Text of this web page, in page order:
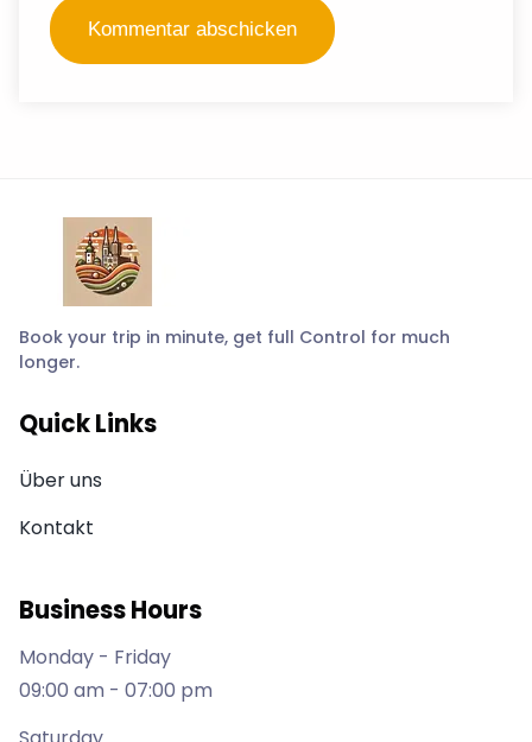
Book your trip in minute, get full Control for much
longer.
Quick Links
Über uns
Kontakt
Business Hours
Monday - Friday
09:00 am - 07:00 pm